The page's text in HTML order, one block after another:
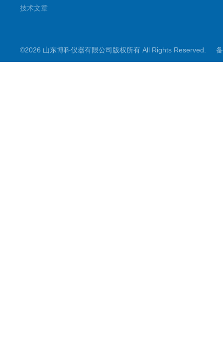
技术文章
©2026 山东博科仪器有限公司版权所有 All Rights Reserved.